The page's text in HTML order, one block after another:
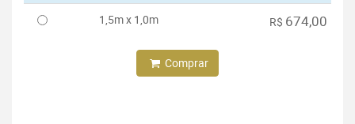
1,5m x 1,0m R$ 674,00
Comprar